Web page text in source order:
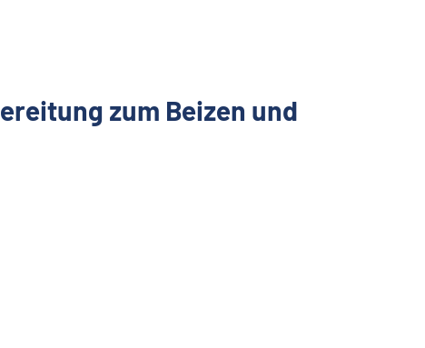
zum Beizen und